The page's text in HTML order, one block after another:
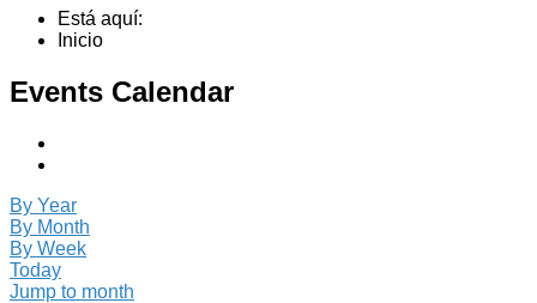
Está aquí:
Inicio
Events Calendar
By Year
By Month
By Week
Today
Jump to month